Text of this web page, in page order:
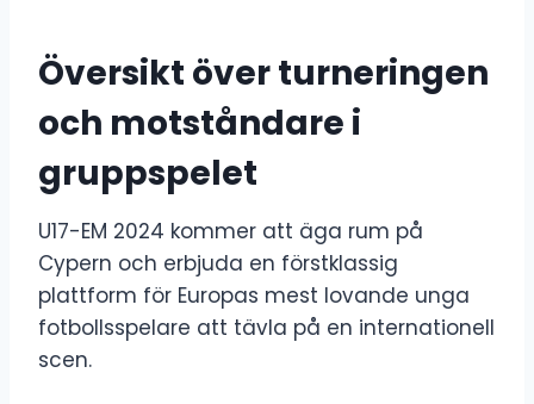
Översikt över turneringen
och motståndare i
gruppspelet
U17-EM 2024 kommer att äga rum på
Cypern och erbjuda en förstklassig
plattform för Europas mest lovande unga
fotbollsspelare att tävla på en internationell
scen.